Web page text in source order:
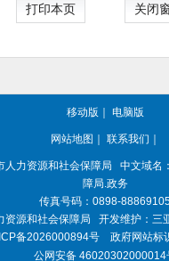
打印本页 关闭
移动版 电脑版
网站地图 联系我们
人力资源和社会保障局
中文域名
障局.政务
传真号码：0898-
资源和社会保障局
开发维护：三
备2026000894号 政府网站标
公网安备 46020302000014